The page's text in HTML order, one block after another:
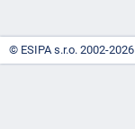
© ESIPA s.r.o. 2002-2026